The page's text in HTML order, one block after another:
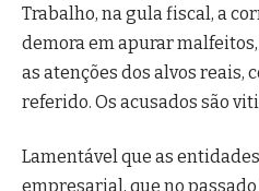
Trabalho, na gula fiscal, a
demora em apurar
as atenções dos alvos reais,
referido. Os acusados são
Lamentável que as
empresarial, que no